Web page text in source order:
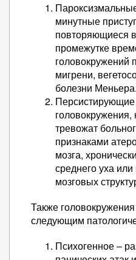
минутные
повторяющиеся
промежутке
головокружений
мигрени,
болезни Меньера.
Персистирующие
тревожат
признаками
мозга,
среднего уха
мозговых
Также
следующим
Психогенное –